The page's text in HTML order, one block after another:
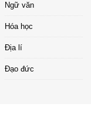
Ngữ văn
Hóa học
Địa lí
Đạo đức